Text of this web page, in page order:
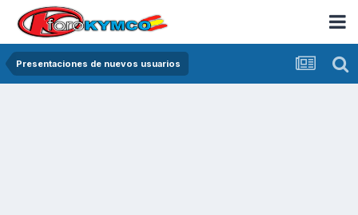
Presentaciones de nuevos usuarios